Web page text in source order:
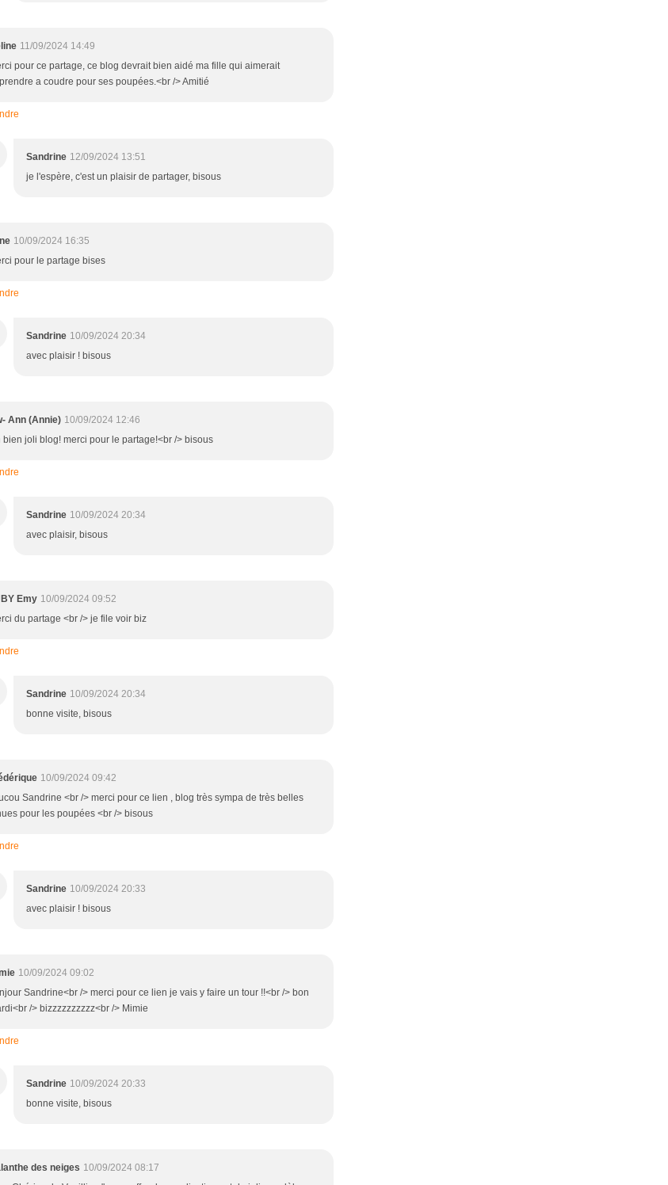
11/09/2024 14:49
pour ce partage, ce blog devrait bien aidé ma fille qui aimerait
a coudre pour ses poupées.<br /> Amitié
Sandrine 12/09/2024 13:51
je l'espère, c'est un plaisir de partager, bisous
10/09/2024 16:35
pour le partage bises
Sandrine 10/09/2024 20:34
avec plaisir ! bisous
Ann (Annie) 10/09/2024 12:46
bien joli blog! merci pour le partage!<br /> bisous
Sandrine 10/09/2024 20:34
avec plaisir, bisous
Emy 10/09/2024 09:52
du partage <br /> je file voir biz
Sandrine 10/09/2024 20:34
bonne visite, bisous
10/09/2024 09:42
Sandrine <br /> merci pour ce lien , blog très sympa de très belles
pour les poupées <br /> bisous
Sandrine 10/09/2024 20:33
avec plaisir ! bisous
10/09/2024 09:02
Sandrine<br /> merci pour ce lien je vais y faire un tour !!<br /> bon
/> bizzzzzzzzzz<br /> Mimie
Sandrine 10/09/2024 20:33
bonne visite, bisous
des neiges 10/09/2024 08:17